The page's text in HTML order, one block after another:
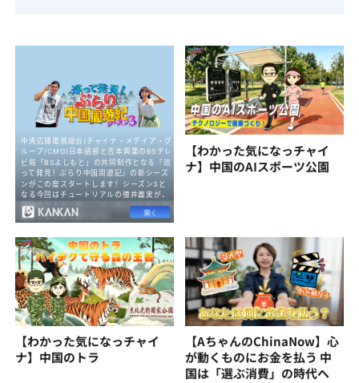
【わかった気になっチャイ
ナ】中国のAIスポーツ公園
【わかった気になっチャイ
ナ】中国のトラ
【AちゃんのChinaNow】心
が動くものにお金を払う 中
国は「選ぶ消費」の時代へ